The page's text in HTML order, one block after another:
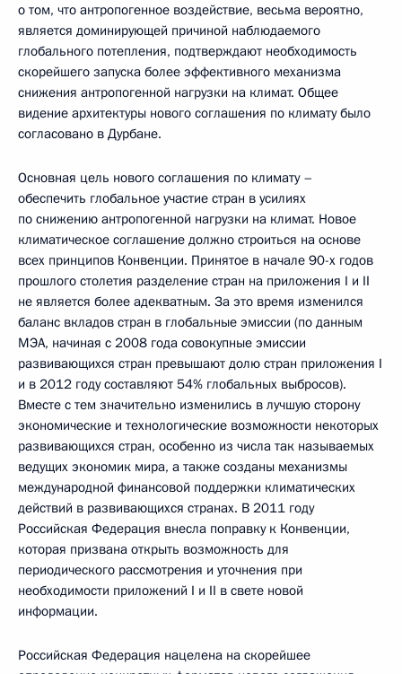
о том, что антропогенное воздействие, весьма вероятно,
является доминирующей причиной наблюдаемого
глобального потепления, подтверждают необходимость
скорейшего запуска более эффективного механизма
снижения антропогенной нагрузки на климат. Общее
видение архитектуры нового соглашения по климату было
согласовано в Дурбане.
Основная цель нового соглашения по климату –
обеспечить глобальное участие стран в усилиях
по снижению антропогенной нагрузки на климат. Новое
климатическое соглашение должно строиться на основе
всех принципов Конвенции. Принятое в начале 90-х годов
прошлого столетия разделение стран на приложения I и II
не является более адекватным. За это время изменился
баланс вкладов стран в глобальные эмиссии (по данным
МЭА, начиная с 2008 года совокупные эмиссии
развивающихся стран превышают долю стран приложения I
и в 2012 году составляют 54% глобальных выбросов).
Вместе с тем значительно изменились в лучшую сторону
экономические и технологические возможности некоторых
развивающихся стран, особенно из числа так называемых
ведущих экономик мира, а также созданы механизмы
международной финансовой поддержки климатических
действий в развивающихся странах. В 2011 году
Российская Федерация внесла поправку к Конвенции,
которая призвана открыть возможность для
периодического рассмотрения и уточнения при
необходимости приложений I и II в свете новой
информации.
Российская Федерация нацелена на скорейшее